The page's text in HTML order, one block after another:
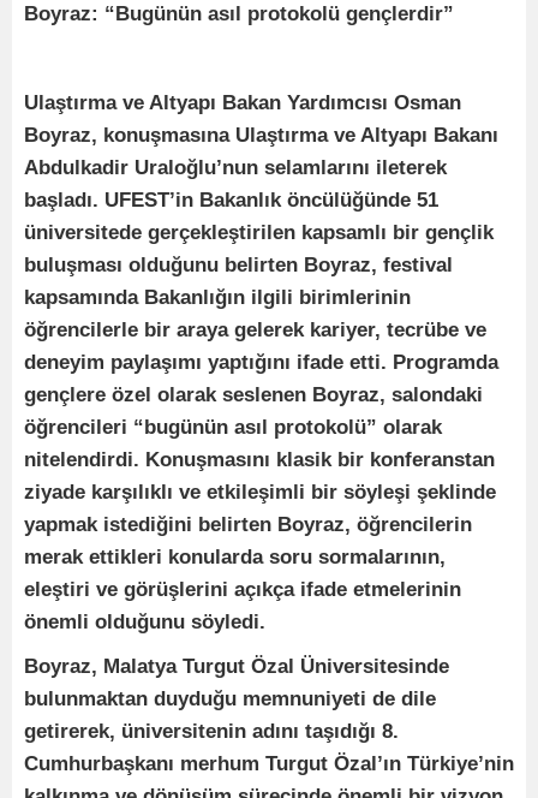
Boyraz: “Bugünün asıl protokolü gençlerdir”
Ulaştırma ve Altyapı Bakan Yardımcısı Osman
Boyraz, konuşmasına Ulaştırma ve Altyapı Bakanı
Abdulkadir Uraloğlu’nun selamlarını ileterek
başladı. UFEST’in Bakanlık öncülüğünde 51
üniversitede gerçekleştirilen kapsamlı bir gençlik
buluşması olduğunu belirten Boyraz, festival
kapsamında Bakanlığın ilgili birimlerinin
öğrencilerle bir araya gelerek kariyer, tecrübe ve
deneyim paylaşımı yaptığını ifade etti. Programda
gençlere özel olarak seslenen Boyraz, salondaki
öğrencileri “bugünün asıl protokolü” olarak
nitelendirdi. Konuşmasını klasik bir konferanstan
ziyade karşılıklı ve etkileşimli bir söyleşi şeklinde
yapmak istediğini belirten Boyraz, öğrencilerin
merak ettikleri konularda soru sormalarının,
eleştiri ve görüşlerini açıkça ifade etmelerinin
önemli olduğunu söyledi.
Boyraz, Malatya Turgut Özal Üniversitesinde
bulunmaktan duyduğu memnuniyeti de dile
getirerek, üniversitenin adını taşıdığı 8.
Cumhurbaşkanı merhum Turgut Özal’ın Türkiye’nin